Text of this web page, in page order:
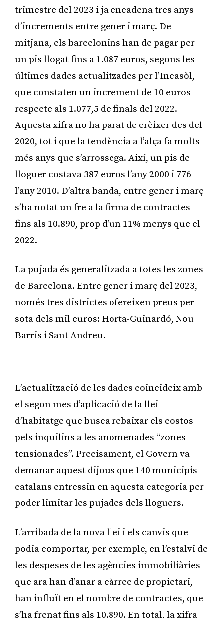
trimestre del 2023 i ja encadena tres anys
d’increments entre gener i març. De
mitjana, els barcelonins han de pagar per
un pis llogat fins a 1.087 euros, segons les
últimes dades actualitzades per l’Incasòl,
que constaten un increment de 10 euros
respecte als 1.077,5 de finals del 2022.
Aquesta xifra no ha parat de crèixer des del
2020, tot i que la tendència a l’alça fa molts
més anys que s’arrossega. Així, un pis de
lloguer costava 387 euros l’any 2000 i 776
l’any 2010. D’altra banda, entre gener i març
s’ha notat un fre a la firma de contractes
fins als 10.890, prop d’un 11% menys que el
2022.
La pujada és generalitzada a totes les zones
de Barcelona. Entre gener i març del 2023,
només tres districtes ofereixen preus per
sota dels mil euros: Horta-Guinardó, Nou
Barris i Sant Andreu.
L’actualització de les dades coincideix amb
el segon mes d’aplicació de la llei
d’habitatge que busca rebaixar els costos
pels inquilins a les anomenades “zones
tensionades”. Precisament, el Govern va
demanar aquest dijous que 140 municipis
catalans entressin en aquesta categoria per
poder limitar les pujades dels lloguers.
L’arribada de la nova llei i els canvis que
podia comportar, per exemple, en l’estalvi de
les despeses de les agències immobiliàries
que ara han d’anar a càrrec de propietari,
han influït en el nombre de contractes, que
s’ha frenat fins als 10.890. En total, la xifra